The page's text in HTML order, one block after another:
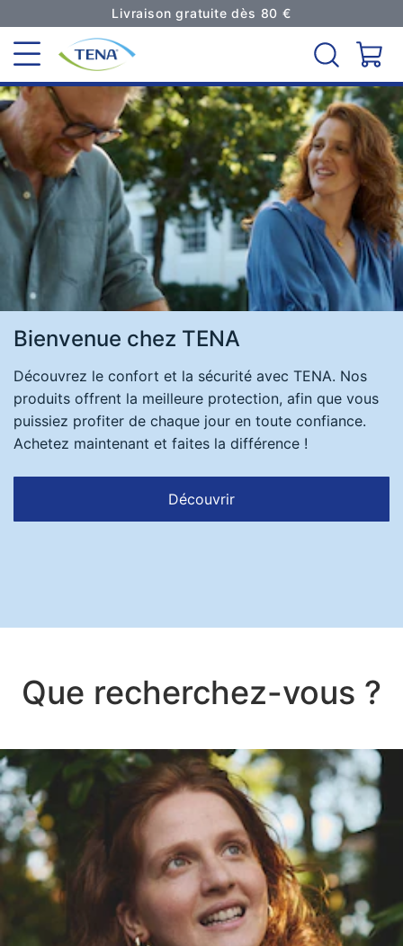
Livraison gratuite dès 80 €
Page
d'accueil
Bienvenue chez TENA
Découvrez le confort et la sécurité avec TENA. Nos
produits offrent la meilleure protection, afin que vous
puissiez profiter de chaque jour en toute confiance.
Achetez maintenant et faites la différence !
Découvrir
Que recherchez-vous ?